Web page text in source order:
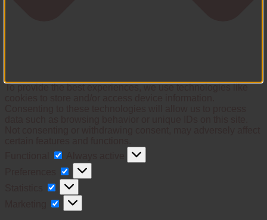
Preferences
Statistics
Marketing